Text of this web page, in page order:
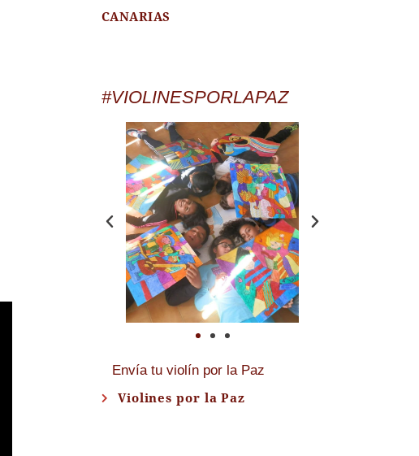
CANARIAS
#VIOLINESPORLAPAZ
Envía tu violín por la Paz
Violines por la Paz